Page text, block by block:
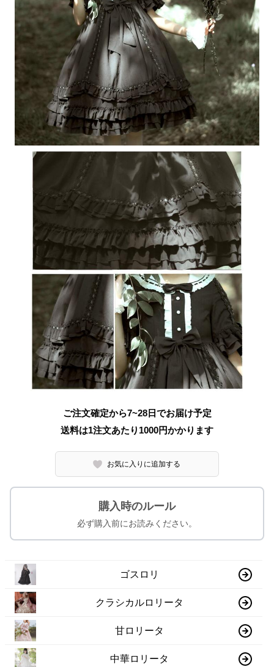
ご注文確定から7~28日でお届け予定
送料は1注文あたり 1000円かかります
お気に入りに追加する
購入時のルール
必ず購入前にお読みください。
ゴスロリ
クラシカルロリータ
甘ロリータ
中華ロリータ